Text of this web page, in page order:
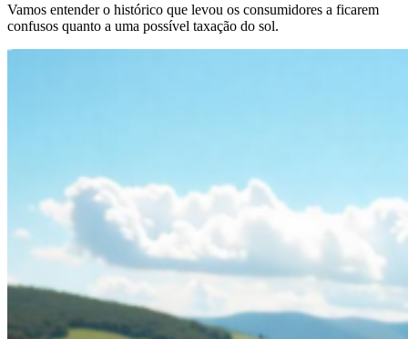
Vamos entender o histórico que levou os consumidores a ficarem
confusos quanto a uma possível taxação do sol.